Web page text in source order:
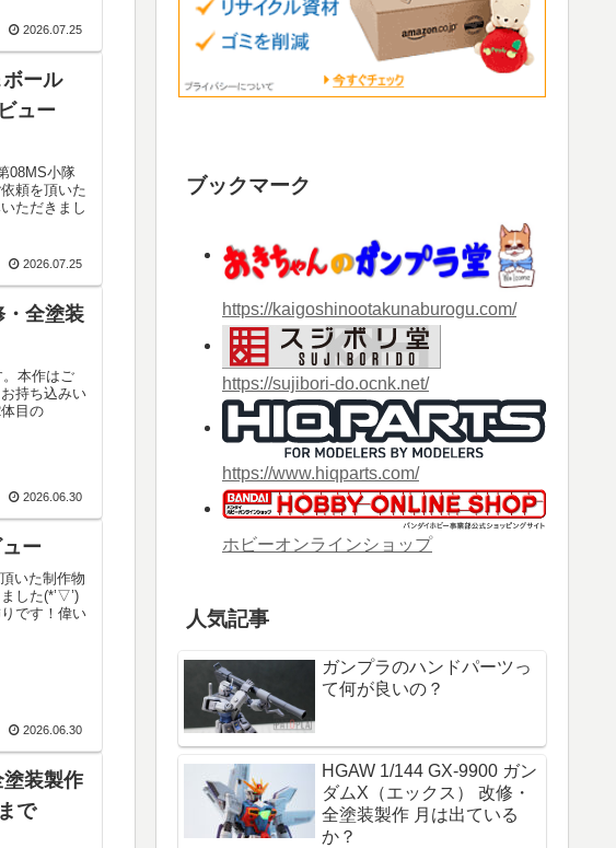
2026.07.25
ール
ュー
08MS小隊
頼を頂いた
ただきまし
2026.07.25
・全塗装
本作はご
持ち込みい
目の
2026.06.30
ー
いた制作物
した(*’▽’)
です！偉い
2026.06.30
装製作
で
ブックマーク
https://kaigoshinootakunaburogu.com/
https://sujibori-do.ocnk.net/
https://www.hiqparts.com/
ホビーオンラインショップ
人気記事
ガンプラのハンドパーツっ
て何が良いの？
HGAW 1/144 GX-9900 ガン
ダムX（エックス） 改修・
全塗装製作 月は出ている
か？